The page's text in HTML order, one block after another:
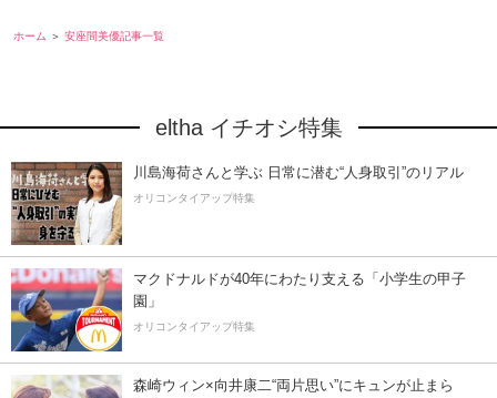
ホーム 安座間美優記事一覧
eltha イチオシ特集
川島海荷さんと学ぶ 日常に潜む“人身取引”のリアル
オリコンタイアップ特集
マクドナルドが40年にわたり支える「小学生の甲子
園」
オリコンタイアップ特集
森崎ウィン×向井康二“両片思い”にキュンが止まら